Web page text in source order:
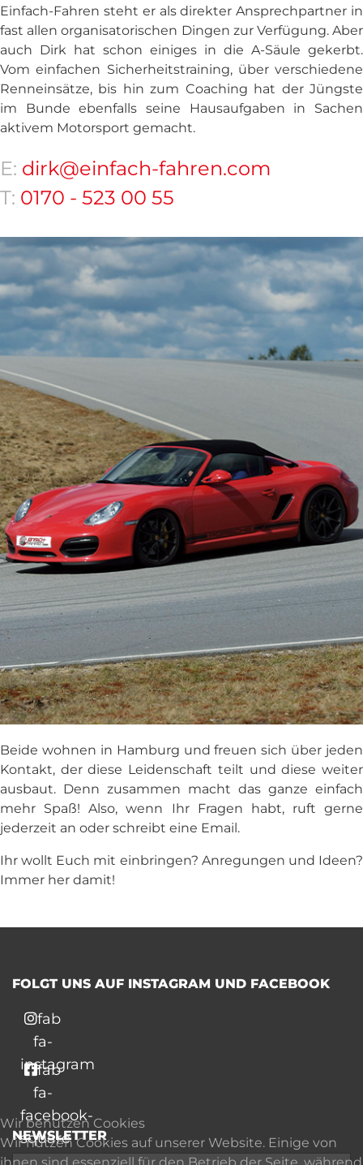
Einfach-Fahren steht er als direkter Ansprechpartner in
fast allen organisatorischen Dingen zur Verfügung. Aber
auch Dirk hat schon einiges in die A-Säule gekerbt.
Vom einfachen Sicherheitstraining, über verschiedene
Renneinsätze, bis hin zum Coaching hat der Jüngste
im Bunde ebenfalls seine Hausaufgaben in Sachen
aktivem Motorsport gemacht.
E: dirk@einfach-fahren.com
T: 0170 - 523 00 55
Beide wohnen in Hamburg und freuen sich über jeden
Kontakt, der diese Leidenschaft teilt und diese weiter
ausbaut. Denn zusammen macht das ganze einfach
mehr Spaß! Also, wenn Ihr Fragen habt, ruft gerne
jederzeit an oder schreibt eine Email.
Ihr wollt Euch mit einbringen? Anregungen und Ideen?
Immer her damit!
FOLGT UNS AUF INSTAGRAM UND FACEBOOK
fab
fa-
instagram
fab
fa-
facebook-
square
NEWSLETTER
Wir benutzen Cookies
Wir nutzen Cookies auf unserer Website. Einige von